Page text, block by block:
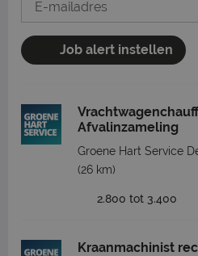
Job alert instellen
Afvalinzameling
Groene Hart Service
(26 km)
2.800 tot 3.400
Kraanmachinist